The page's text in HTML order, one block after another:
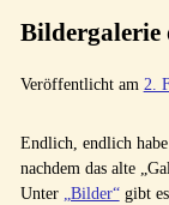
Bildergalerie
Veröffentlicht am 2.
Endlich, endlich
nachdem das alte
Unter „Bilder“gibt es